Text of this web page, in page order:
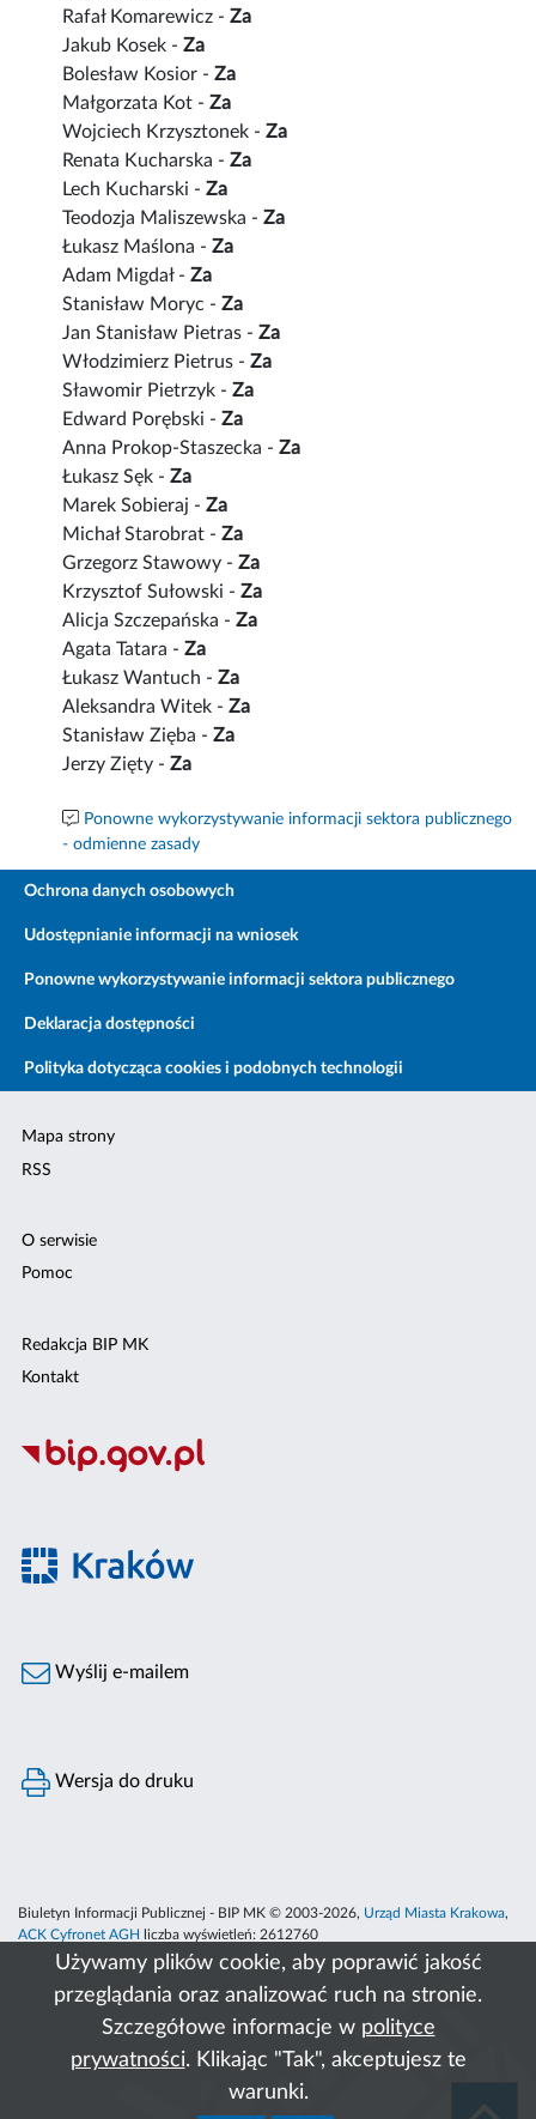
Używamy plików cookie, aby poprawić jakość
przeglądania oraz analizować ruch na stronie.
Szczegółowe informacje w polityce
prywatności. Klikając "Tak", akceptujesz te
warunki.
Rafał Komarewicz -Za
Jakub Kosek -Za
Bolesław Kosior -Za
Małgorzata Kot -Za
Wojciech Krzysztonek -Za
Renata Kucharska -Za
Lech Kucharski -Za
Teodozja Maliszewska -Za
Łukasz Maślona -Za
Adam Migdał -Za
Stanisław Moryc -Za
Jan Stanisław Pietras -Za
Włodzimierz Pietrus -Za
Sławomir Pietrzyk -Za
Edward Porębski -Za
Anna Prokop-Staszecka -Za
Łukasz Sęk -Za
Marek Sobieraj -Za
Michał Starobrat -Za
Grzegorz Stawowy -Za
Krzysztof Sułowski -Za
Alicja Szczepańska -Za
Agata Tatara -Za
Łukasz Wantuch -Za
Aleksandra Witek -Za
Stanisław Zięba -Za
Jerzy Zięty -Za
Ponowne wykorzystywanie informacji sektora publicznego
- odmienne zasady
Ochrona danych osobowych
Udostępnianie informacji na wniosek
Ponowne wykorzystywanie informacji sektora publicznego
Deklaracja dostępności
Polityka dotycząca cookies i podobnych technologii
Mapa strony
RSS
O serwisie
Pomoc
Redakcja BIP MK
Kontakt
Wyślij e-mailem
Wersja do druku
Biuletyn Informacji Publicznej - BIP MK © 2003-2026, Urząd Miasta Krakowa,
ACK Cyfronet AGH
liczba wyświetleń: 2612760